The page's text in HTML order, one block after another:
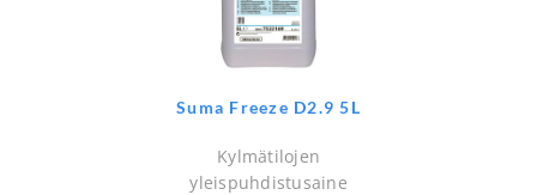
Suma Freeze D2.9 5L
Kylmätilojen
yleispuhdistusaine